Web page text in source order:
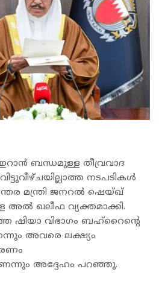
ബന്ധമുള്ള തീവ്രവാദ
നടപടികൾ
മന്ത്രി ജനറൽ ഷെയ്ഖ്
ഖലീഫ വ്യക്തമാക്കി.
ഷിയാ വിഭാഗം ബഹ്‌റൈന്റെ
അവരെ ലക്ഷ്യം
അദ്ദേഹം പറഞ്ഞു.